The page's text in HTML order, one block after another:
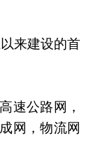
来建设的首
速公路网，
网，物流网